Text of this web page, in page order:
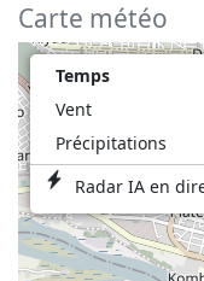
Carte météo
Temps
Vent
Précipitations
Radar IA en